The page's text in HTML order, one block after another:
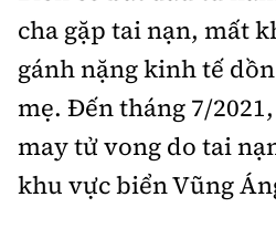
Tổng biên tập:Nguyễn Thị
Phó Tổng biên tập:
Nguyễn
Nguyễn Đức Thắng, La Đức
Hotline:
0901 514 799
Quảng cáo và
0915 057 282
Email:
cha gặp tai nạn, mất
gánh nặng kinh tế
mẹ. Đến tháng 7/
may tử vong do tai
khu vực biển Vũng